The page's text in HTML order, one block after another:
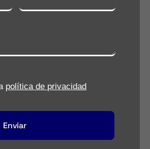
política de privacidad
Enviar